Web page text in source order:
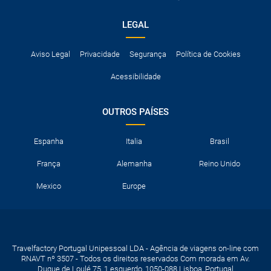
LEGAL
Aviso Legal Privacidade Segurança Política de Cookies
Acessibilidade
OUTROS PAÍSES
Espanha Italia Brasil
França Alemanha Reino Unido
Mexico Europe
Travelfactory Portugal Unipessoal LDA - Agência de viagens on-line com
RNAVT nº 3507 - Todos os direitos reservados Com morada em Av.
Duque de Loulé 75, 1 esquerdo, 1050-088 Lisboa, Portugal